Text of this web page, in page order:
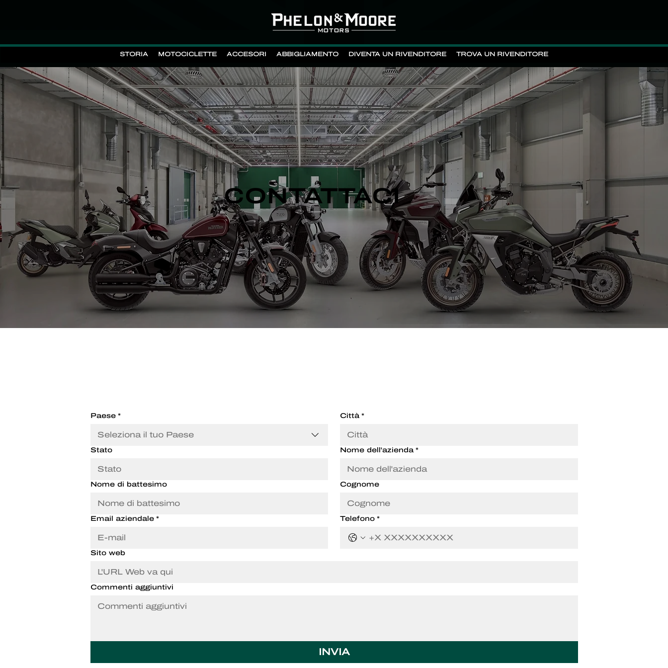
STORIA MOTOCICLETTE ACCESORI ABBIGLIAMENTO DIVENTA UN RIVENDITORE TROVA UN RIVENDITORE
CONTATTACI
Paese *
Seleziona il tuo Paese
Città *
Stato Nome dell'azienda *
Nome di battesimo Cognome
Email aziendale * Telefono *
Sito web
Commenti aggiuntivi
INVIA